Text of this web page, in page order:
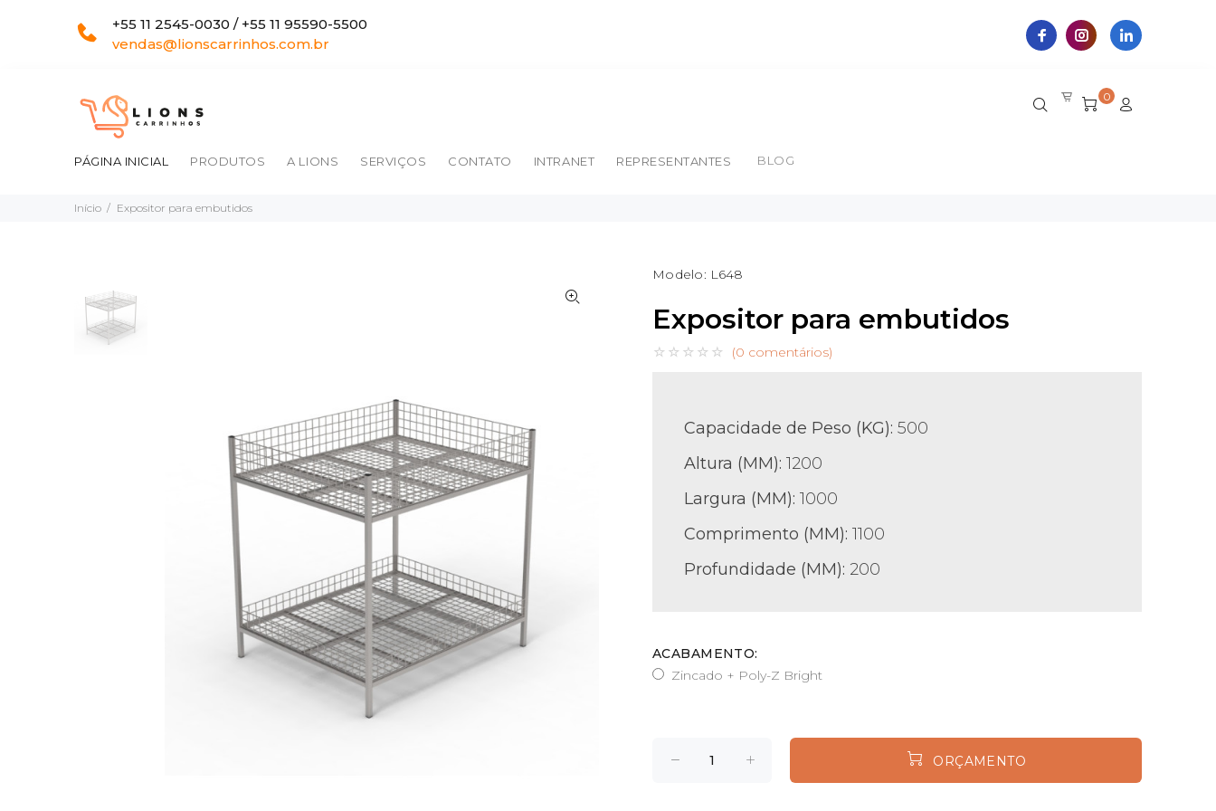
+55 11 2545-0030 / +55 11 95590-5500
vendas@lionscarrinhos.com.br
0
PÁGINA INICIAL PRODUTOS A LIONS SERVIÇOS CONTATO INTRANET REPRESENTANTES BLOG
Início Expositor para embutidos
Modelo: L648
Expositor para embutidos
(0 comentários)
Capacidade de Peso (KG): 500
Altura (MM): 1200
Largura (MM): 1000
Comprimento (MM): 1100
Profundidade (MM): 200
ACABAMENTO:
Zincado + Poly-Z Bright
ORÇAMENTO